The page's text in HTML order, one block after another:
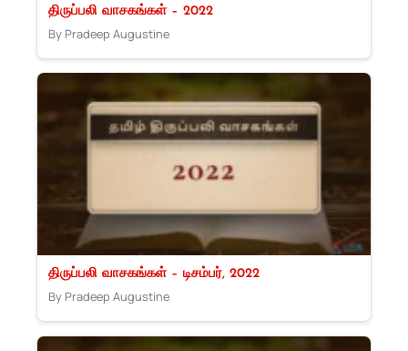
திருப்பலி வாசகங்கள் – 2022
By Pradeep Augustine
திருப்பலி வாசகங்கள் – டிசம்பர், 2022
By Pradeep Augustine